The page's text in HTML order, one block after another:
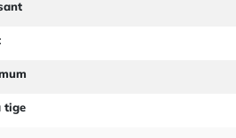
tige